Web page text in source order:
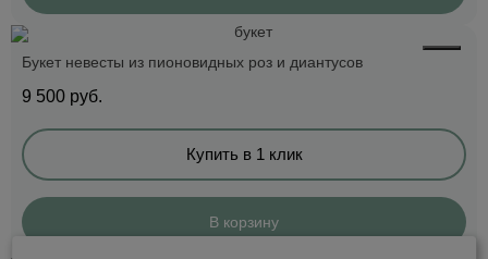
Букет невесты из пионовидных роз и диантусов
9 500 руб.
Купить в 1 клик
В корзину